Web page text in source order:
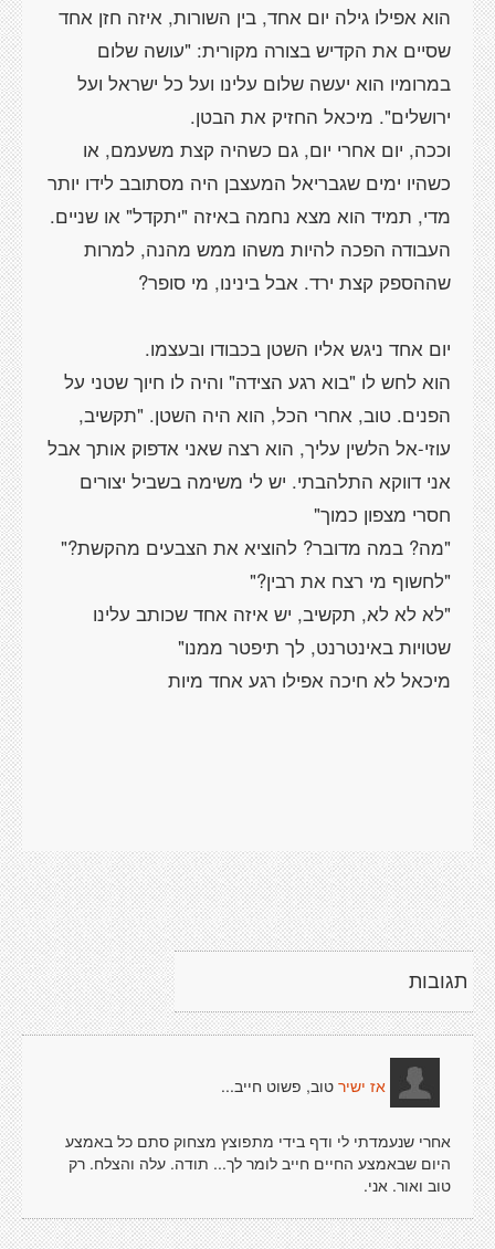
הוא אפילו גילה יום אחד, בין השורות, איזה חזן אחד
שסיים את הקדיש בצורה מקורית: "עושה שלום
במרומיו הוא יעשה שלום עלינו ועל כל ישראל ועל
וככה, יום אחרי יום, גם כשהיה קצת משעמם, או
כשהיו ימים שגבריאל המעצבן היה מסתובב לידו יותר
העבודה הפכה להיות משהו ממש מהנה, למרות
הוא לחש לו "בוא רגע הצידה" והיה לו חיוך שטני על
הפנים. טוב, אחרי הכל, הוא היה השטן. "תקשיב,
עוזי-אל הלשין עליך, הוא רצה שאני אדפוק אותך אבל
אני דווקא התלהבתי. יש לי משימה בשביל יצורים
"מה? במה מדובר? להוציא את הצבעים מהקשת?"
"לא לא לא, תקשיב, יש איזה אחד שכותב עלינו
תגובות
אז ישיר טוב, פשוט חייב...
אחרי שנעמדתי לי ודף בידי מתפוצץ מצחוק סתם כל באמצע
היום שבאמצע החיים חייב לומר לך... תודה. עלה והצלח. רק
טוב ואור. אני.